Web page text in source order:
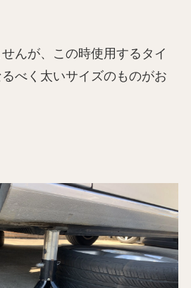
んが、この時使用するタイ
べく太いサイズのものがお